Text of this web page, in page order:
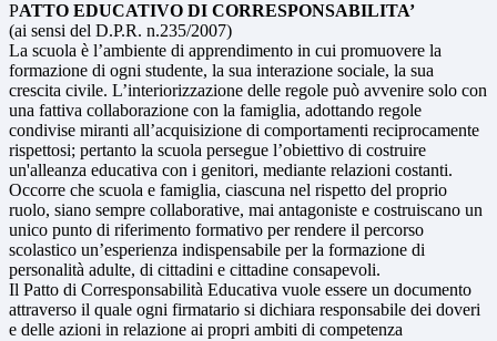
PATTO EDUCATIVO DI CORRESPONSABILITA’
(ai sensi del D.P.R. n.235/2007)
La scuola è l’ambiente di apprendimento in cui promuovere la
formazione di ogni studente, la sua interazione sociale, la sua
crescita civile. L’interiorizzazione delle regole può avvenire solo con
una fattiva collaborazione con la famiglia, adottando regole
condivise miranti all’acquisizione di comportamenti reciprocamente
rispettosi; pertanto la scuola persegue l’obiettivo di costruire
un'alleanza educativa con i genitori, mediante relazioni costanti.
Occorre che scuola e famiglia, ciascuna nel rispetto del proprio
ruolo, siano sempre collaborative, mai antagoniste e costruiscano un
unico punto di riferimento formativo per rendere il percorso
scolastico un’esperienza indispensabile per la formazione di
personalità adulte, di cittadini e cittadine consapevoli.
Il Patto di Corresponsabilità Educativa vuole essere un documento
attraverso il quale ogni firmatario si dichiara responsabile dei doveri
e delle azioni in relazione ai propri ambiti di competenza